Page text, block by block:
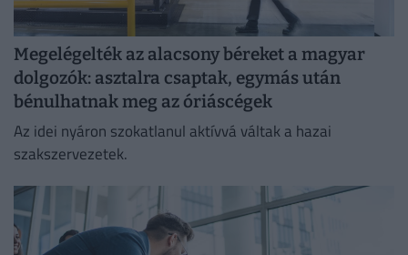
Megelégelték az alacsony béreket a magyar
dolgozók: asztalra csaptak, egymás után
bénulhatnak meg az óriáscégek
Az idei nyáron szokatlanul aktívvá váltak a hazai
szakszervezetek.